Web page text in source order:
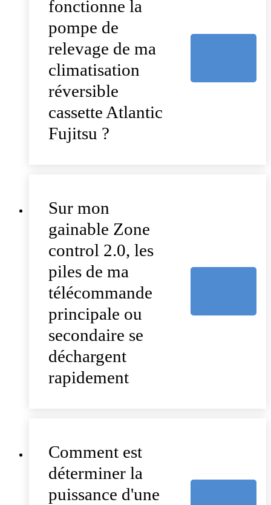
fonctionne la
pompe de
relevage de ma
climatisation
réversible
cassette Atlantic
Fujitsu ?
Sur mon
gainable Zone
control 2.0, les
piles de ma
télécommande
principale ou
secondaire se
déchargent
rapidement
Comment est
déterminer la
puissance d'une